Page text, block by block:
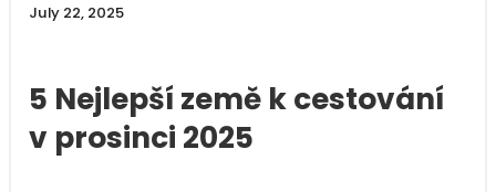
July 22, 2025
5 Nejlepší země k cestování
v prosinci 2025